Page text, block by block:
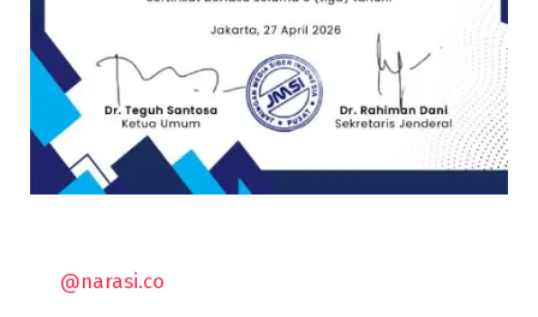
@narasi.co